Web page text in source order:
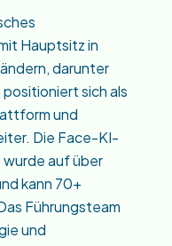
Hauptsitz in
darunter
sich als
und
Die Face-KI-
auf über
kann 70+
Führungsteam
und